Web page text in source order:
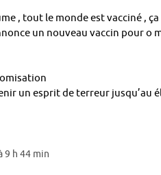
, tout le monde est vacciné , ça
un nouveau vaccin pour o
un esprit de terreur jusqu’au
9 h 44 min